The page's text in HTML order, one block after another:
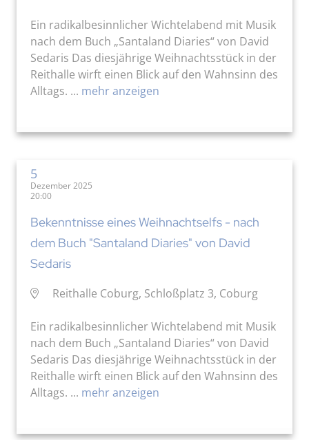
Ein radikalbesinnlicher Wichtelabend mit Musik
nach dem Buch „Santaland Diaries“ von David
Sedaris Das diesjährige Weihnachtsstück in der
Reithalle wirft einen Blick auf den Wahnsinn des
Alltags. ... mehr anzeigen
5
Dezember 2025
20:00
Bekenntnisse eines Weihnachtselfs - nach
dem Buch "Santaland Diaries" von David
Sedaris
Reithalle Coburg, Schloßplatz 3, Coburg
Ein radikalbesinnlicher Wichtelabend mit Musik
nach dem Buch „Santaland Diaries“ von David
Sedaris Das diesjährige Weihnachtsstück in der
Reithalle wirft einen Blick auf den Wahnsinn des
Alltags. ... mehr anzeigen